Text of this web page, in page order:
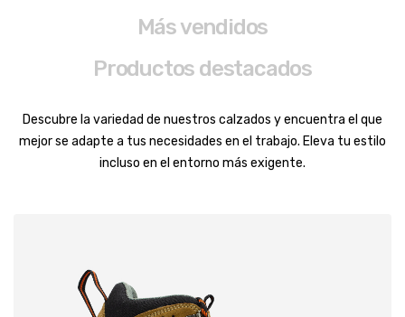
Más vendidos
Productos destacados
Descubre la variedad de nuestros calzados y encuentra el que
mejor se adapte a tus necesidades en el trabajo. Eleva tu estilo
incluso en el entorno más exigente.